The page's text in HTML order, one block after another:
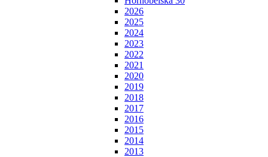
2026
2025
2024
2023
2022
2021
2020
2019
2018
2017
2016
2015
2014
2013